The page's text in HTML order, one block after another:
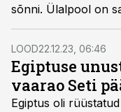
sõnni. Ülalpool on
LOOD22.12.23, 06:46
Egiptuse
vaarao Seti
Egiptus oli